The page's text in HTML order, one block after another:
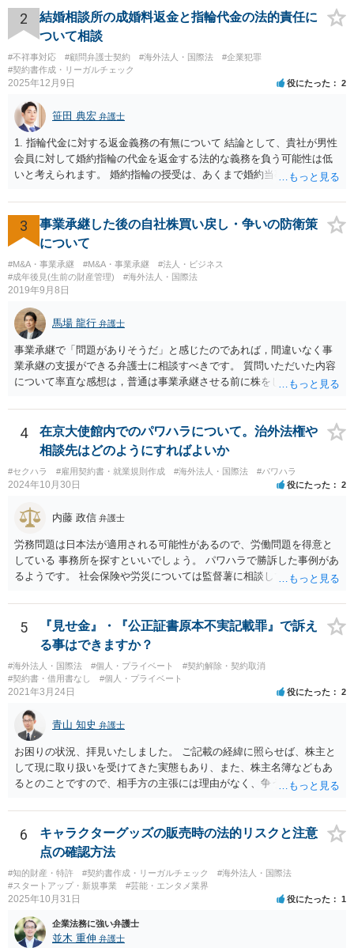
2
結婚相談所の成婚料返金と指輪代金の法的責任に
ついて相談
#不祥事対応 #顧問弁護士契約 #海外法人・国際法
#企業犯罪
#契約書作成・リーガルチェック
2025年12月9日 役にたった 2
笹田 典宏 弁護士
1. 指輪代金に対する返金義務の有無について 結論として、貴社が男性
会員に対して婚約指輪の代金を返金する法的な義務を負う可能性は低
いと考えられます。 婚約指輪の授受は、あくまで婚約当事者である男
貴社は、その贈与契約の当事者ではありません。したがって、仮に女
性が返金義務を負う場合であっても、貴社が返金義務を負う法的根拠
は見当たりません。 また、国際結婚の仲介契約に関する裁判例では、
会員の個人的な理由による破談で追加的に発生した費用は会員自身が
負担すべきであり、仲介業者に責任がない限り、成婚料の支払いを拒
絶することはできないと判断されています。この裁判例は、仲介業者
を示唆しており、本件でも同様に、指輪の返還が貴社の責任範囲外の
問題であると主張する上で参考になります。 2. 今後の対応について
相手方代理人に対し、内容証明郵便などで書面にて貴社の見解を明確
に伝えることが重要です。その書面には、以下の内容を盛り込むこと
が考えられます。 成婚料について: 円満な解決を優先する観点から、
には上記の裁判例のように、貴社に返金義務は無いと判断される可能
性が高いと思われます。）。 指輪代金について: 前述の通り、男性会
員と女性会員との間の個人間の贈与であり、貴社に法的な返金義務は
ないことを、法的根拠と共に冷静に主張する。 「刑事訴訟」との主張
に対して: 本件は、契約の履行や返金を巡る民事上の紛争であり、貴社
に当初から金銭を騙し取る意図（詐欺罪の構成要件である欺罔行為）
があったとは考えにくく、刑事事件として立件される可能性は極めて
低いと思われます。 3. 警察からの連絡について 警察は「民事不介
入」を原則としており、契約トラブルなどの個人間の紛争に介入する
ことはありません。しかし、事件性があるかどうかを判断するため
に、関係者から事情を聴くことがあります。その場合には誠実な事実
説明を行ってください。
3
事業承継した後の自社株買い戻し・争いの防衛策
について
#M&A・事業承継 #M&A・事業承継
#法人・ビジネス
#成年後見(生前の財産管理)
#海外法人・国際法
2019年9月8日
馬場 龍行 弁護士
事業承継で「問題がありそうだ」と感じたのであれば，間違いなく事
業承継の支援ができる弁護士に相談すべきです。 質問いただいた内容
について率直な感想は，普通は事業承継させる前に株をしっかり集め
というのは無責任というほかないでしょう。 事業承継については，相
続税や贈与税を猶予する特別法な，遺留分について株式価格を遺留分
算定基礎額から控除したり価額を相続時でなく承継時に固定したりす
ることのできる特別法が定められています。 買い取る以外の方法につ
いても，株式保有割合や状況によるので，具体的に弁護士に相談され
ることをお勧めします。
4
在京大使館内でのパワハラについて。治外法権や
相談先はどのようにすればよいか
#セクハラ #雇用契約書・就業規則作成 #海外法人・国際法 #パワハラ
2024年10月30日 役にたった 2
内藤 政信 弁護士
労務問題は日本法が適用される可能性があるので、労働問題を得意と
している 事務所を探すといいでしょう。 パワハラで勝訴した事例があ
るようです。 社会保険や労災については監督薯に相談してみるといい
5
『見せ金』・『公正証書原本不実記載罪』で訴え
る事はできますか？
#海外法人・国際法 #個人・プライベート
#契約解除・契約取消
#契約書・借用書なし
#個人・プライベート
2021年3月24日 役にたった 2
青山 知史 弁護士
お困りの状況、拝見いたしました。 ご記載の経緯に照らせば、株主と
して現に取り扱いを受けてきた実態もあり、また、株主名簿などもあ
るとのことですので、相手方の主張には理由がなく、争う余地はある
主手の地位確認請求を訴訟などで実施し、正式に権利関係を明らかに
することも考えられます。 また、仮に株式の割り当てがなされていな
いとのことであれば、出資契約の前提が果たされていないことになり
ますので、債務不履行を理由に契約を解除し、100万円の返金を要求す
ることも考えられるかと思慮いたします。 この他、持ち株比率などに
もよりますが、過半数を確保できるのであれば、相手方の解任請求を
たします。 いずれの手段をとるとしても、当時のやり取りや契約内
容、相手方の主張内容などによっても、とるべき手段が異なってきま
6
キャラクターグッズの販売時の法的リスクと注意
点の確認方法
#知的財産・特許 #契約書作成・リーガルチェック
#海外法人・国際法
#スタートアップ・新規事業
#芸能・エンタメ業界
2025年10月31日 役にたった 1
企業法務に強い弁護士
並木 重伸 弁護士